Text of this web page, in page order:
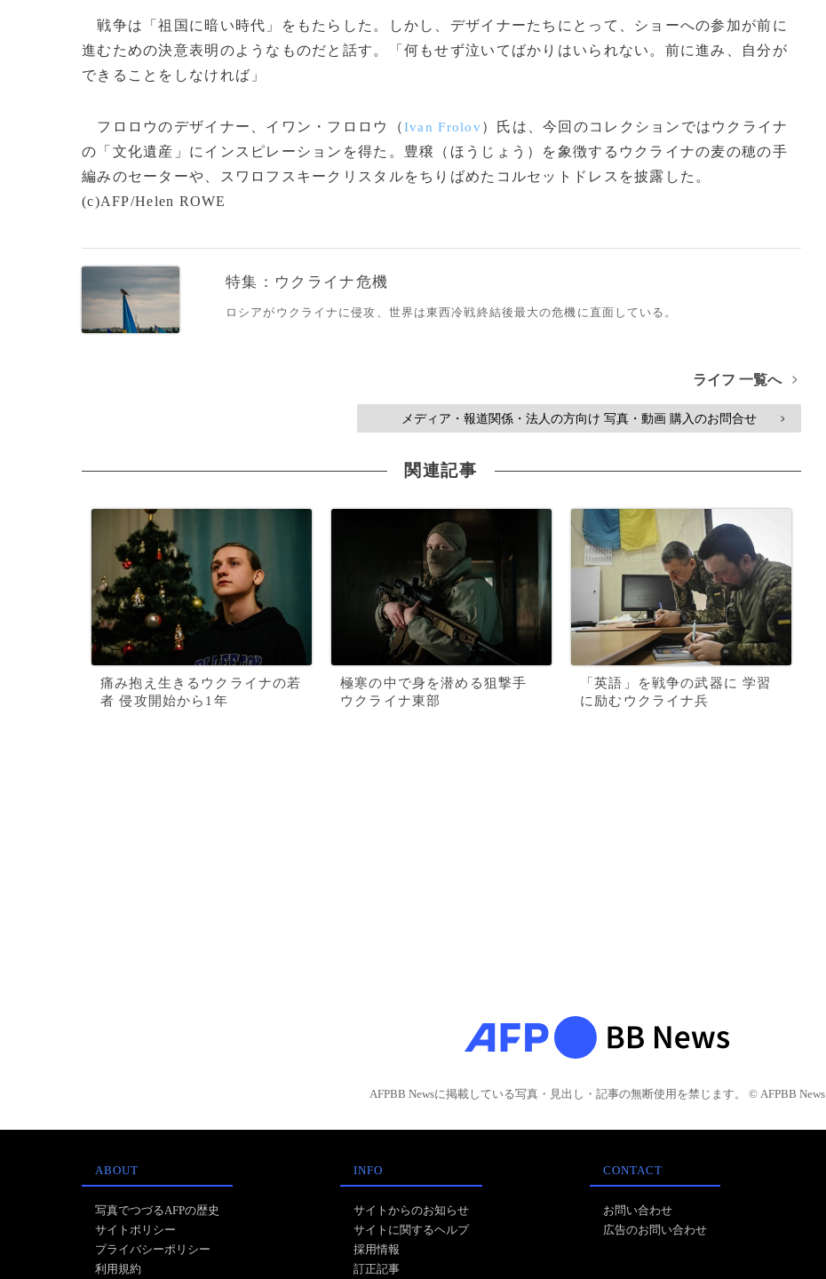
戦争は「祖国に暗い時代」をもたらした。しかし、デザイナーたちにとって、ショーへの参加が前に
進むための決意表明のようなものだと話す。「何もせず泣いてばかりはいられない。前に進み、自分が
できることをしなければ」
フロロウのデザイナー、イワン・フロロウ（Ivan Frolov）氏は、今回のコレクションではウクライナ
の「文化遺産」にインスピレーションを得た。豊穣（ほうじょう）を象徴するウクライナの麦の穂の手
編みのセーターや、スワロフスキークリスタルをちりばめたコルセットドレスを披露した。
(c)AFP/Helen ROWE
特集：ウクライナ危機
ロシアがウクライナに侵攻、世界は東西冷戦終結後最大の危機に直面している。
ライフ 一覧へ >
メディア・報道関係・法人の方向け 写真・動画 購入のお問合せ >
関連記事
痛み抱え生きるウクライナの若
者 侵攻開始から1年
極寒の中で身を潜める狙撃手
ウクライナ東部
「英語」を戦争の武器に 学習
に励むウクライナ兵
AFPBB Newsに掲載している写真・見出し・記事の無断使用を禁じます。 © AFPBB News
ABOUT
写真でつづるAFPの歴史
サイトポリシー
プライバシーポリシー
利用規約
INFO
サイトからのお知らせ
サイトに関するヘルプ
採用情報
訂正記事
CONTACT
お問い合わせ
広告のお問い合わせ